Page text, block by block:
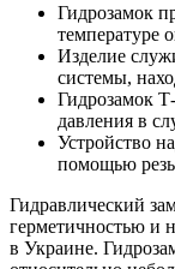
Гидрозамок
температуре
Изделие
системы,
Гидрозамок
давления в
Устройство
помощью
Гидравлический
герметичностью и
в Украине.